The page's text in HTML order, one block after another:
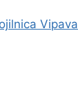
Vipava